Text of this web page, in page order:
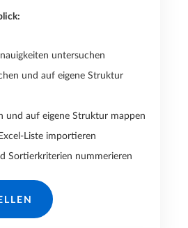
untersuchen
und auf eigene Struktur
und auf eigene Struktur mappen
Liste importieren
Sortierkriterien nummerieren